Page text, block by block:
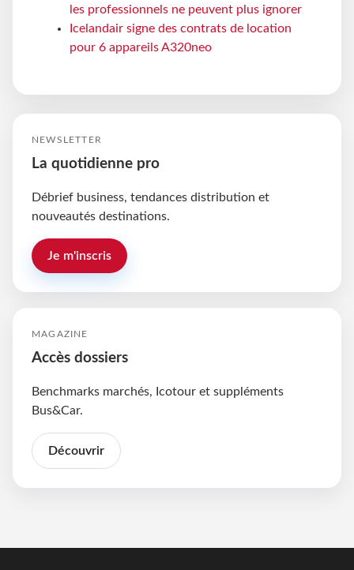
les professionnels ne peuvent plus ignorer
Icelandair signe des contrats de location
pour 6 appareils A320neo
NEWSLETTER
La quotidienne pro
Débrief business, tendances distribution et
nouveautés destinations.
Je m'inscris
MAGAZINE
Accès dossiers
Benchmarks marchés, Icotour et suppléments
Bus&Car.
Découvrir